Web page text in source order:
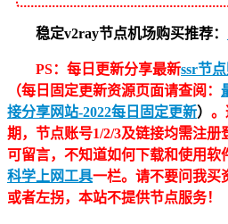
稳定v2ray节点机场购买推荐：
PS：每日更新分享最新ssr节
（每日固定更新资源页面请查阅：
接分享网站-2022每日固定更新） 。
期，节点账号1/2/3及链接均需注
可留言，不知道如何下载和使用软
科学上网工具一栏。请不要问我买
或者左拐，本站不提供节点服务！